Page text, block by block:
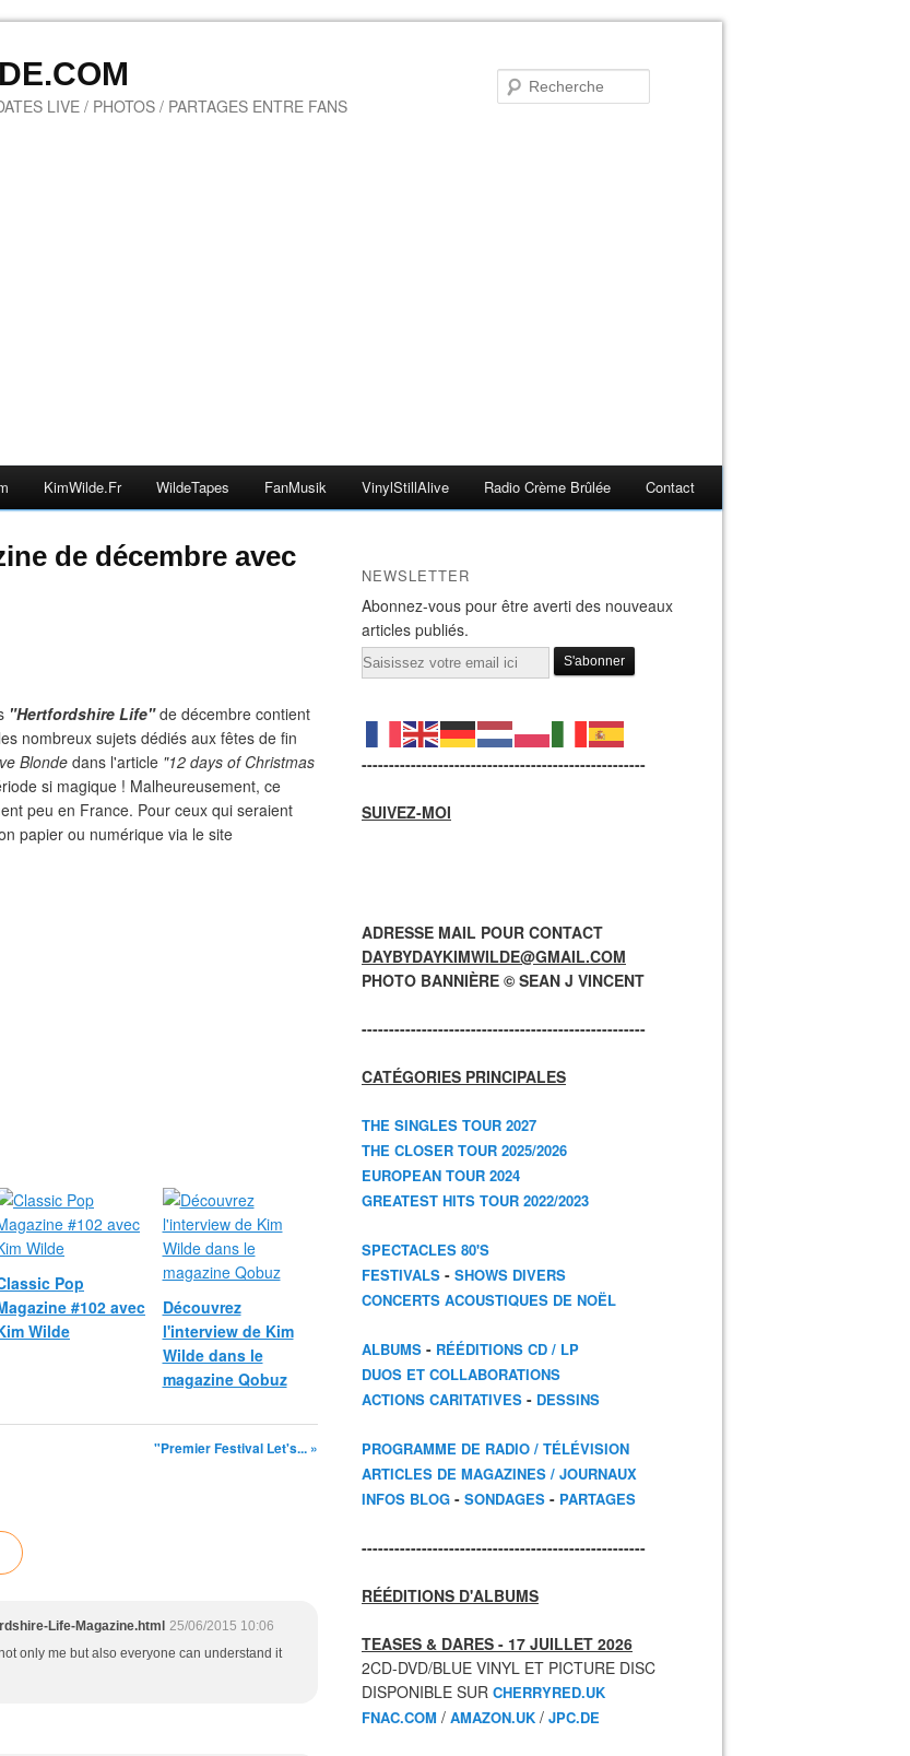
LIVE / PHOTOS / PARTAGES ENTRE FANS
KimWilde.fr WildeTapes FanMusik VinylStillAlive Radio Crème Brûlée Contact
de décembre avec
"Hertfordshire Life"de décembre contient
nombreux sujets dédiés aux fêtes de fin
Blonde dans l'article "12 days of Christmas
si magique ! Malheureusement, ce
peu en France. Pour ceux qui seraient
papier ou numérique via le site
Pop
#102 avec
Wilde
Découvrez
l'interview de Kim
Wilde dans le
magazine Qobuz
"Premier Festival Let's... »
Life-Magazine.html 25/06/2015 10:06
only me but also everyone can understand it
NEWSLETTER
Abonnez-vous pour être averti des nouveaux
articles publiés.
Email
----------------------------------------------------
SUIVEZ-MOI
ADRESSE MAIL POUR CONTACT
DAYBYDAYKIMWILDE@GMAIL.COM
PHOTO BANNIÈRE © SEAN J VINCENT
----------------------------------------------------
CATÉGORIES PRINCIPALES
THE SINGLES TOUR 2027
THE CLOSER TOUR 2025/2026
EUROPEAN TOUR 2024
GREATEST HITS TOUR 2022/2023
SPECTACLES 80'S
FESTIVALS - SHOWS DIVERS
CONCERTS ACOUSTIQUES DE NOËL
ALBUMS - RÉÉDITIONS CD / LP
DUOS ET COLLABORATIONS
ACTIONS CARITATIVES - DESSINS
PROGRAMME DE RADIO / TÉLÉVISION
ARTICLES DE MAGAZINES / JOURNAUX
INFOS BLOG - SONDAGES - PARTAGES
----------------------------------------------------
RÉÉDITIONS D'ALBUMS
TEASES & DARES - 17 JUILLET 2026
2CD-DVD/BLUE VINYL ET PICTURE DISC
DISPONIBLE SUR CHERRYRED.UK
FNAC.COM / AMAZON.UK / JPC.DE